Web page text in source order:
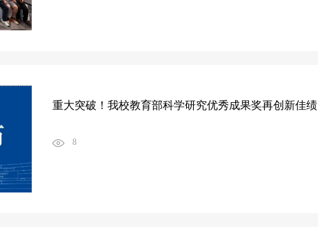
重大突破！我校教育部科学研究优秀成果奖再创新佳绩
8